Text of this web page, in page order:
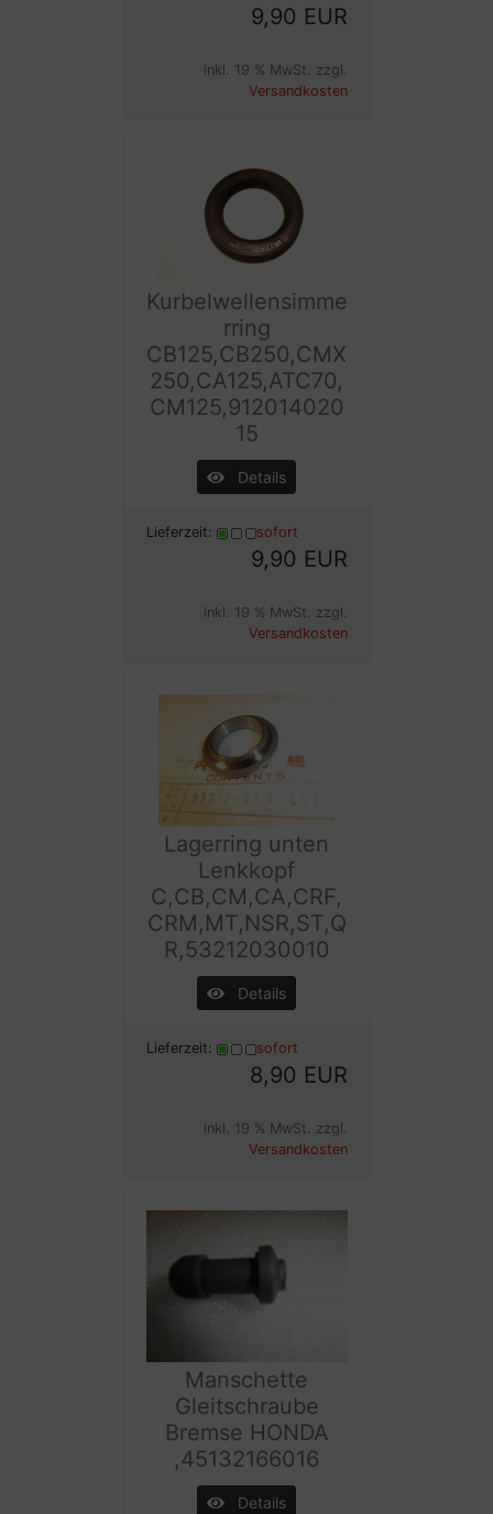
9,90 EUR
inkl. 19 % MwSt. zzgl.
Versandkosten
Kurbelwellensimme
rring
CB125,CB250,CMX
250,CA125,ATC70,
CM125,912014020
15
Details
Lieferzeit: sofort
9,90 EUR
inkl. 19 % MwSt. zzgl.
Versandkosten
Lagerring unten
Lenkkopf
C,CB,CM,CA,CRF,
CRM,MT,NSR,ST,Q
R,53212030010
Details
Lieferzeit: sofort
8,90 EUR
inkl. 19 % MwSt. zzgl.
Versandkosten
Manschette
Gleitschraube
Bremse HONDA
,45132166016
Details